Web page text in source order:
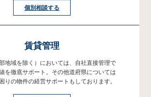
個別相談する
賃貸管理
地域を除く）においては、自社直接管理で
を徹底サポート。その他道府県については
りの物件の経営サポートもしております。